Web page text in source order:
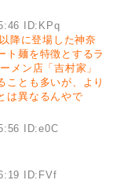
ID:KPq
降に登場した神奈
ト麺を特徴とするラ
メン店「吉村家」
ことも多いが、より
は異なるんやで
ID:e0C
ID:FVf